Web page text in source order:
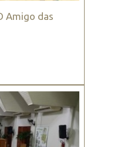
Amigo das